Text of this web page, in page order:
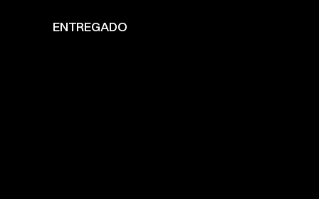
ENTREGADO